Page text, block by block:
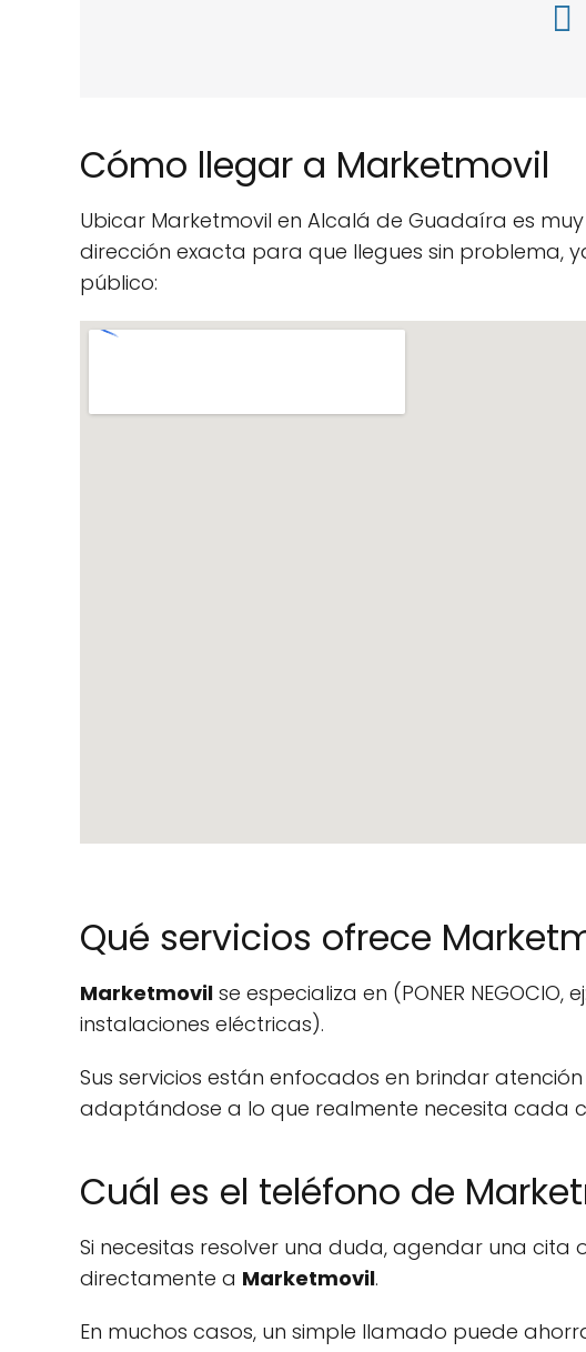
Cómo llegar a Marketmovil
Ubicar Marketmovil en Alcalá de Guadaíra es
dirección exacta para que llegues sin problema,
público:
Qué servicios ofrece
Marketmovil se especializa en (PONER
instalaciones eléctricas).
Sus servicios están enfocados en brindar
adaptándose a lo que realmente necesita cada
Cuál es el teléfono de
Si necesitas resolver una duda, agendar una
directamente a Marketmovil.
En muchos casos, un simple llamado puede